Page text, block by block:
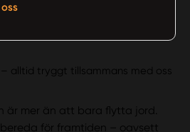
– alltid tryggt tillsammans med oss
är mer än att bara flytta jord.
för framtiden – oavsett